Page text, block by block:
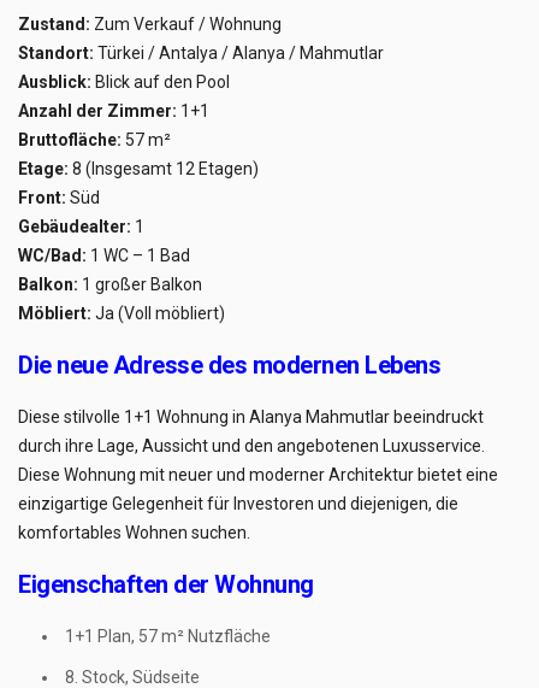
Zustand: Zum Verkauf / Wohnung
Standort: Türkei / Antalya / Alanya / Mahmutlar
Ausblick: Blick auf den Pool
Anzahl der Zimmer: 1+1
Bruttofläche: 57 m²
Etage: 8 (Insgesamt 12 Etagen)
Front: Süd
Gebäudealter: 1
WC/Bad: 1 WC – 1 Bad
Balkon: 1 großer Balkon
Möbliert: Ja (Voll möbliert)
Die neue Adresse des modernen Lebens
Diese stilvolle 1+1 Wohnung in Alanya Mahmutlar beeindruckt
durch ihre Lage, Aussicht und den angebotenen Luxusservice.
Diese Wohnung mit neuer und moderner Architektur bietet eine
einzigartige Gelegenheit für Investoren und diejenigen, die
komfortables Wohnen suchen.
Eigenschaften der Wohnung
1+1 Plan, 57 m² Nutzfläche
8. Stock, Südseite